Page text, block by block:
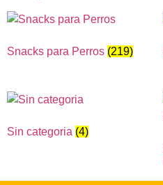
Snacks para Perros (219)
Sin categoria (4)